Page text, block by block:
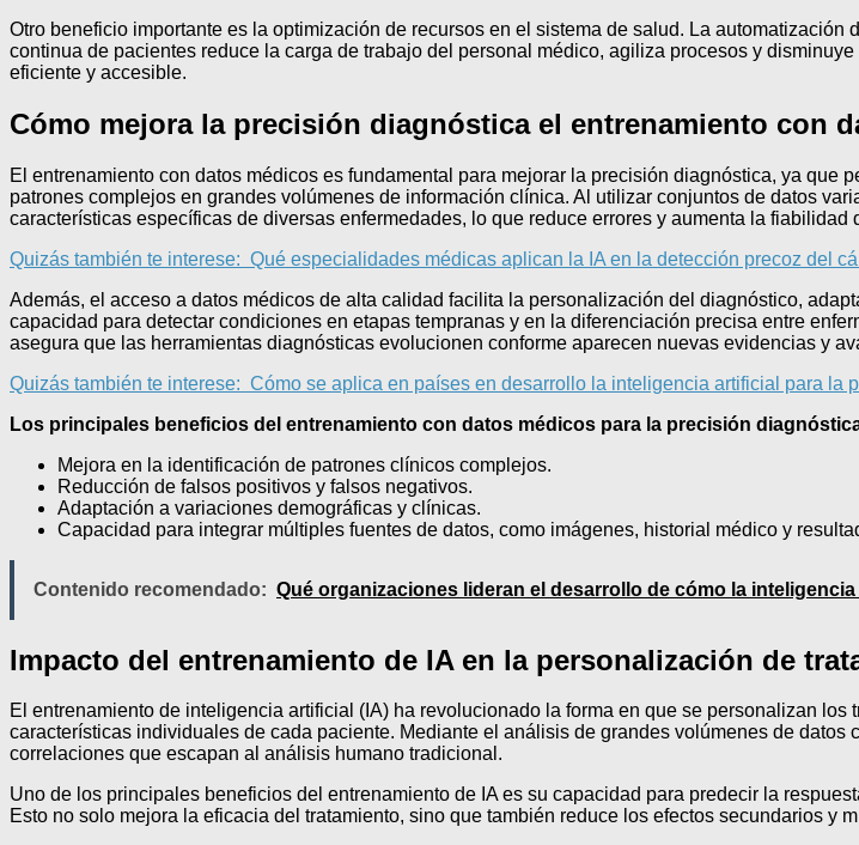
Otro beneficio importante es la optimización de recursos en el sistema de salud. La
continua de pacientes reduce la carga de trabajo del personal médico, agiliza procesos y
eficiente y accesible.
Cómo mejora la precisión diagnóstica el entrenamiento con
El entrenamiento con datos médicos es fundamental para mejorar la precisión diagnóstica, ya
patrones complejos en grandes volúmenes de información clínica. Al utilizar conjuntos de datos
características específicas de diversas enfermedades, lo que reduce errores y aumenta la fiabilidad
Quizás también te interese: Qué especialidades médicas aplican la IA en la detección precoz del
Además, el acceso a datos médicos de alta calidad facilita la personalización del diagnóstico,
capacidad para detectar condiciones en etapas tempranas y en la diferenciación precisa entre
asegura que las herramientas diagnósticas evolucionen conforme aparecen nuevas evidencias y
Quizás también te interese: Cómo se aplica en países en desarrollo la inteligencia artificial para la
Los principales beneficios del entrenamiento con datos médicos para la precisión
Mejora en la identificación de patrones clínicos complejos.
Reducción de falsos positivos y falsos negativos.
Adaptación a variaciones demográficas y clínicas.
Capacidad para integrar múltiples fuentes de datos, como imágenes, historial médico y
Contenido recomendado: Qué organizaciones lideran el desarrollo de cómo la
Impacto del entrenamiento de IA en la personalización de
El entrenamiento de inteligencia artificial (IA) ha revolucionado la forma en que se personalizan
características individuales de cada paciente. Mediante el análisis de grandes volúmenes de
correlaciones que escapan al análisis humano tradicional.
Uno de los principales beneficios del entrenamiento de IA es su capacidad para predecir la
Esto no solo mejora la eficacia del tratamiento, sino que también reduce los efectos secundarios y